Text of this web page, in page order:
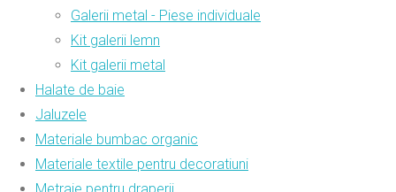
Galerii metal - Piese individuale
Kit galerii lemn
Kit galerii metal
Halate de baie
Jaluzele
Materiale bumbac organic
Materiale textile pentru decoratiuni
Metraje pentru draperii